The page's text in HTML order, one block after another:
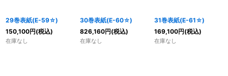
29巻表紙(E-59☆)
150,100円(税込)
在庫なし
30巻表紙(E-60☆)
826,160円(税込)
在庫なし
31巻表紙(E-61☆)
169,100円(税込)
在庫なし